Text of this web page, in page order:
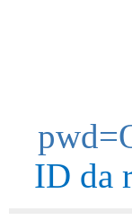
ID da